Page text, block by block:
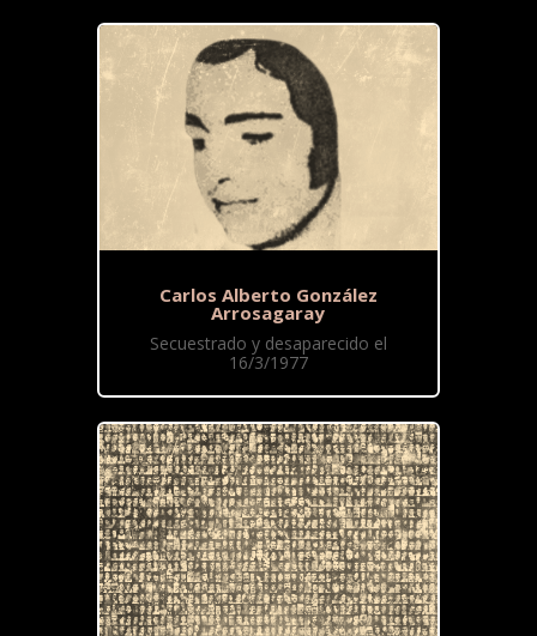
Carlos Alberto González
Arrosagaray
Secuestrado y desaparecido el
16/3/1977